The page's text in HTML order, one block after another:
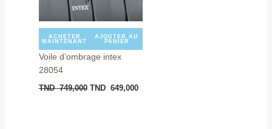
ACHETER
MAINTENANT
AJOUTER AU
PANIER
Voile d’ombrage intex
28054
TND749,000 TND 649,000